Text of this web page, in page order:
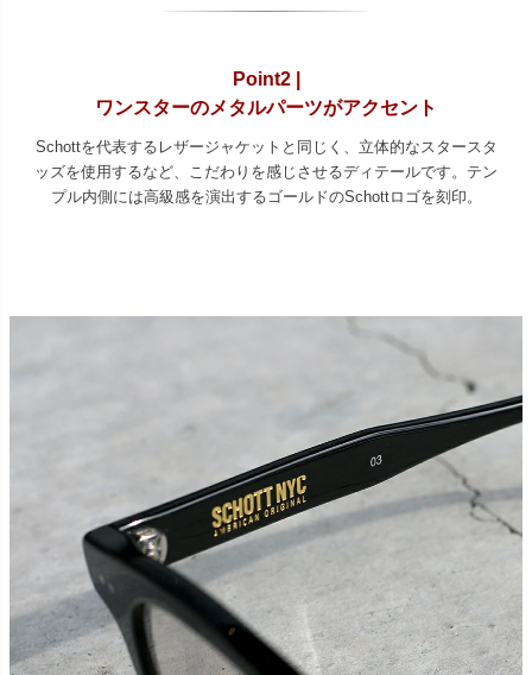
Point2 |
ワンスターのメタルパーツがアクセント
Schottを代表するレザージャケットと同じく、立体的なスタースタ
ッズを使用するなど、こだわりを感じさせるディテールです。テン
プル内側には高級感を演出するゴールドのSchottロゴを刻印。